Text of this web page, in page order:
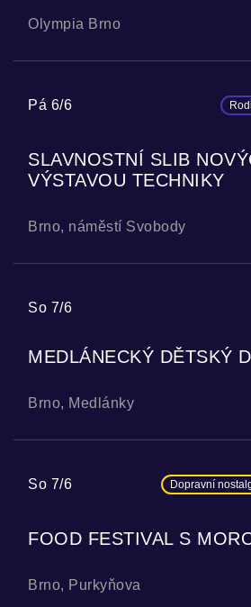
Olympia Brno
Pá 6/6
SLAVNOSTNÍ SLIB
VÝSTAVOU TECHNIKY
Brno, náměstí Svobody
So 7/6
MEDLÁNECKÝ DĚTSKÝ
Brno, Medlánky
So 7/6 Dopravní
FOOD FESTIVAL S
Brno, Purkyňova